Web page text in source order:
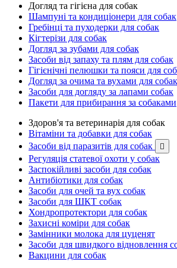
Догляд та гігієна для собак
Шампуні та кондиціонери для собак
Гребінці та пуходерки для собак
Кігтерізи для собак
Догляд за зубами для собак
Засоби від запаху та плям для собак
Гігієнічні пелюшки та пояси для
Догляд за очима та вухами для собак
Засоби для догляду за лапами собак
Пакети для прибирання за собаками
Здоров'я та ветеринарія для собак
Вітаміни та добавки для собак
Засоби від паразитів для собак

Регуляція статевої охоти у собак
Заспокійливі засоби для собак
Антибіотики для собак
Засоби для очей та вух собак
Засоби для ШКТ собак
Хондропротектори для собак
Захисні коміри для собак
Замінники молока для цуценят
Засоби для швидкого відновлення
Вакцини для собак